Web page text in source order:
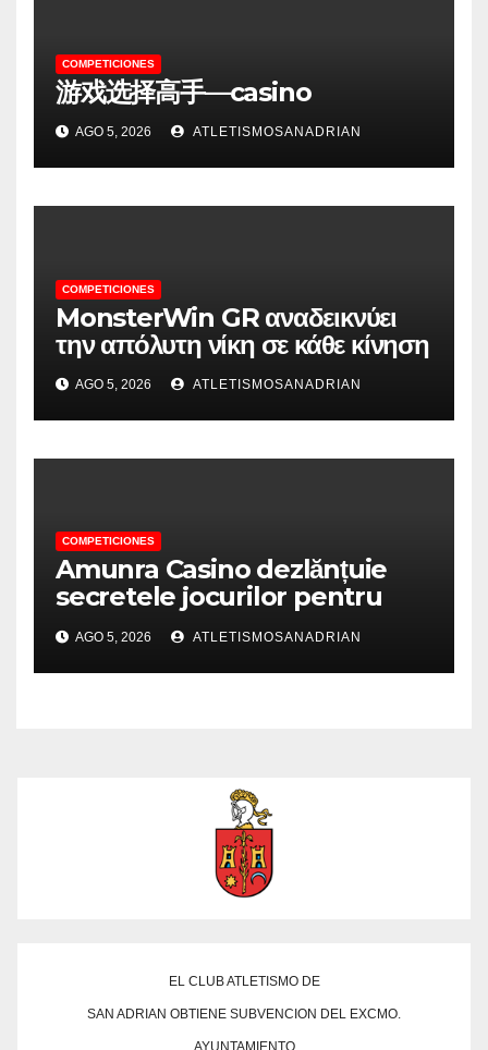
COMPETICIONES
游戏选择高手—casino
AGO 5, 2026 ATLETISMOSANADRIAN
COMPETICIONES
MonsterWin GR αναδεικνύει
την απόλυτη νίκη σε κάθε κίνηση
AGO 5, 2026 ATLETISMOSANADRIAN
COMPETICIONES
Amunra Casino dezlănțuie
secretele jocurilor pentru
experiențe de neuitat
AGO 5, 2026 ATLETISMOSANADRIAN
EL CLUB ATLETISMO DE
SAN ADRIAN OBTIENE SUBVENCION DEL EXCMO.
AYUNTAMIENTO